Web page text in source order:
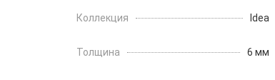
Коллекция Idea
Толщина 6 мм